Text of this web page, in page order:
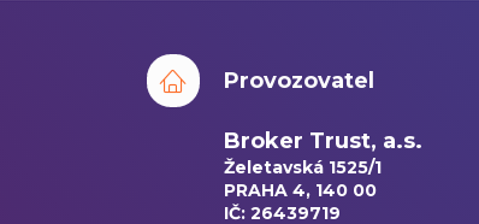
Provozovatel
Broker Trust, a.s.
Želetavská 1525/1
PRAHA 4, 140 00
IČ: 26439719